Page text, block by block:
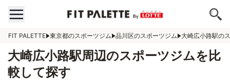
FIT PALETTE 東京都のスポーツジム 品川区のスポーツジム 大崎広小路駅の
大崎広小路駅周辺のスポーツジムを比
較して探す